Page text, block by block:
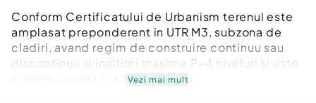
Conform Certificatului de Urbanism terenul este
amplasat preponderent in UTR M3, subzona de
cladiri, avand regim de construire continuu sau
discontinuu si inaltimi maxime P+4 niveluri si este
cuprins in zona fiscala A.Vezi mai mult